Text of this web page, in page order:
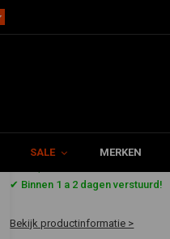
SALE MERKEN
€4,72
✔ Binnen 1 a 2 dagen verstuurd!
Bekijk productinformatie >